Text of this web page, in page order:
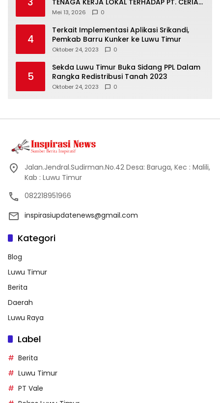
TENAGA KERJA LOKAL TERHADAP PT. CERIA
NUGRAHA LESTARI
Mei 13, 2026 0
4
Terkait Implementasi Aplikasi Srikandi,
Pemkab Barru Kunker ke Luwu Timur
Oktober 24, 2023 0
5
Sekda Luwu Timur Buka Sidang PPL Dalam
Rangka Redistribusi Tanah 2023
Oktober 24, 2023 0
Jalan.Jendral.Sudirman.No.42 Desa: Baruga, Kec : Malili,
Kab : Luwu Timur
082218951966
inspirasiupdatenews@gmail.com
Kategori
Blog
Luwu Timur
Berita
Daerah
Luwu Raya
Label
Berita
Luwu Timur
PT Vale